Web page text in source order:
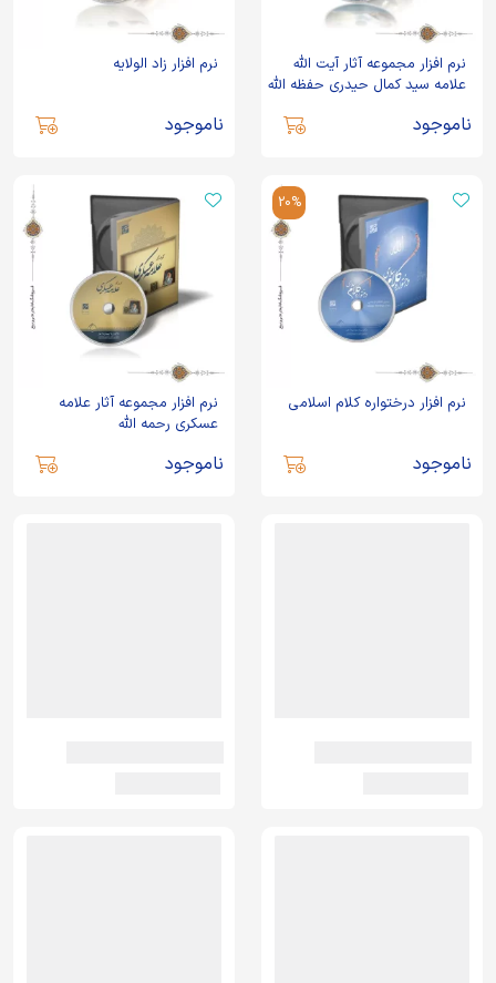
نرم افزار مجموعه آثار آیت الله
علامه سید کمال حیدری حفظه الله
ناموجود
نرم افزار زاد الولایه
ناموجود
20%
نرم افزار درختواره کلام اسلامی
ناموجود
نرم افزار مجموعه آثار علامه
عسکری رحمه الله
ناموجود